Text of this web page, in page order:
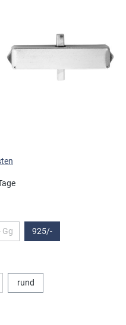
Option ist zurzeit nicht verfügbar.)
925/-
Option ist zurzeit nicht verfügbar.)
rund